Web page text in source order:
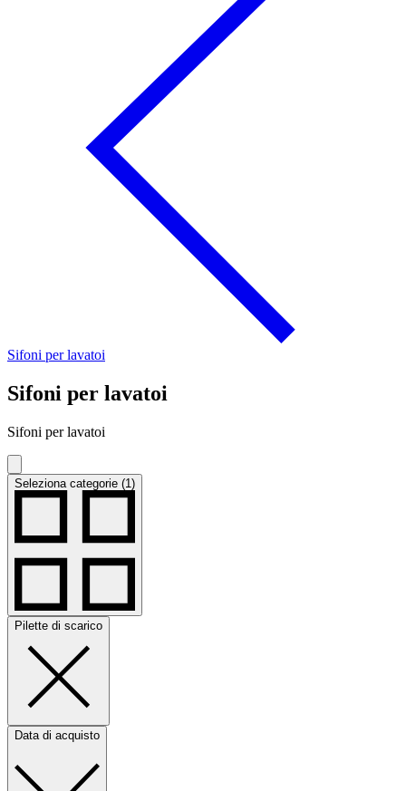
Sifoni per lavatoi
Sifoni per lavatoi
Sifoni per lavatoi
Seleziona categorie (1)
Pilette di scarico
Data di acquisto